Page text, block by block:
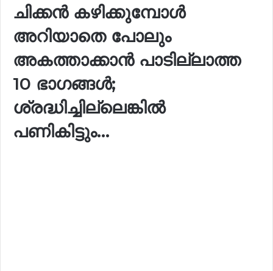
ചിക്കൻ കഴിക്കുമ്പോൾ
അറിയാതെ പോലും
അകത്താക്കാൻ പാടില്ലാത്ത
10 ഭാഗങ്ങൾ;
ശ്രദ്ധിച്ചില്ലെങ്കിൽ
പണികിട്ടും…